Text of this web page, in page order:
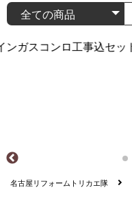
名古屋リフォームトリカエ隊